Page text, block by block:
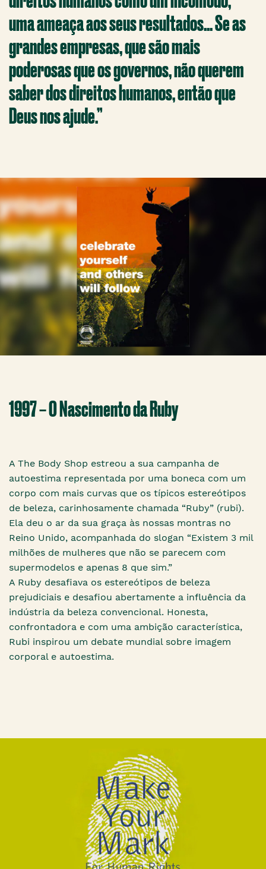
uma ameaça aos seus resultados... Se as
grandes empresas, que são mais
poderosas que os governos, não querem
saber dos direitos humanos, então que
Deus nos ajude.”
1997 – O Nascimento da Ruby
A The Body Shop estreou a sua campanha de
autoestima representada por uma boneca com um
corpo com mais curvas que os típicos estereótipos
de beleza, carinhosamente chamada “Ruby” (rubi).
Ela deu o ar da sua graça às nossas montras no
Reino Unido, acompanhada do slogan “Existem 3 mil
milhões de mulheres que não se parecem com
supermodelos e apenas 8 que sim.”
A Ruby desafiava os estereótipos de beleza
prejudiciais e desafiou abertamente a influência da
indústria da beleza convencional. Honesta,
confrontadora e com uma ambição característica,
Rubi inspirou um debate mundial sobre imagem
corporal e autoestima.